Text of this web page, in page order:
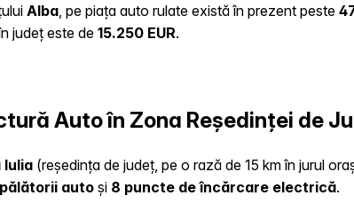
Alba , pe piața auto rulate există în prezent peste
județ este de15.250 EUR.
Auto în Zona Reședinței de
Iulia (reședința de județ, pe o rază de 15 km în jurul
autoși 8 puncte de încărcare electrică.